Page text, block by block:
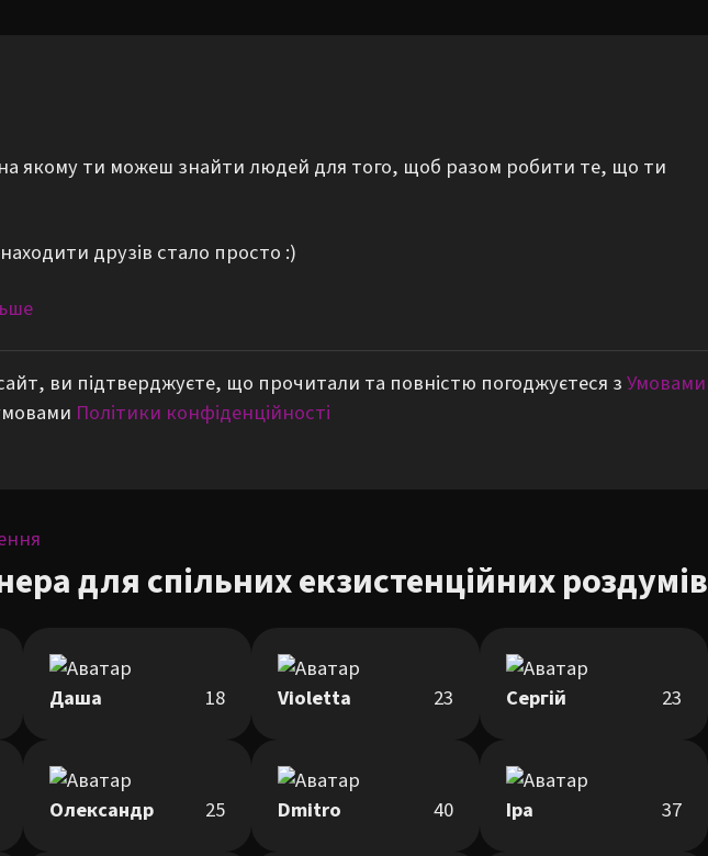
якому ти можеш знайти людей для того, щоб разом робити те, що ти
друзів стало просто :)
ви підтверджуєте, що прочитали та повністю погоджуєтеся зУмовами
Політики конфіденційності
для спільних екзистенційних роздумів
Даша 18 Violetta 23 Сергій 23
Олександр 25 Dmitro 40 Іра 37